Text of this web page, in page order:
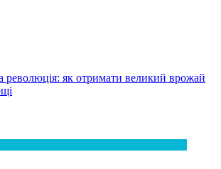
революція: як отримати великий врожай